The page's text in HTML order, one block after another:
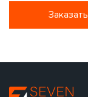
Заказать